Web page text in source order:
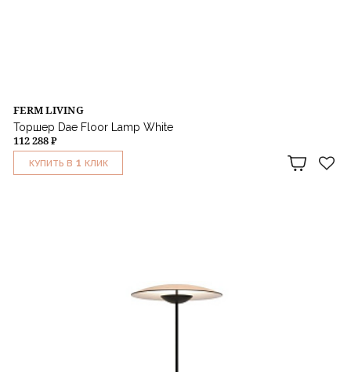
FERM LIVING
Торшер Dae Floor Lamp White
112 288 ₽
КУПИТЬ В 1 КЛИК